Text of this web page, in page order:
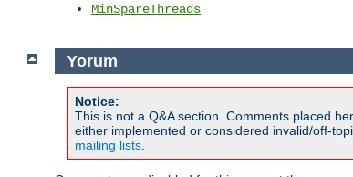
MinSpareThreads
Yorum
Notice:
This is not a Q&A section. Comments placed
either implemented or considered invalid/off-
mailing lists